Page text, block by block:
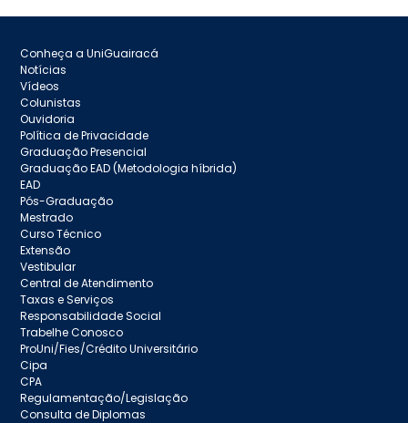
Conheça a UniGuairacá
Notícias
Vídeos
Colunistas
Ouvidoria
Política de Privacidade
Graduação Presencial
Graduação EAD (Metodologia híbrida)
EAD
Pós-Graduação
Mestrado
Curso Técnico
Extensão
Vestibular
Central de Atendimento
Taxas e Serviços
Responsabilidade Social
Trabelhe Conosco
ProUni/Fies/Crédito Universitário
Cipa
CPA
Regulamentação/Legislação
Consulta de Diplomas